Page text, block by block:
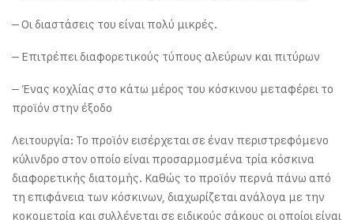
– Οι διαστάσεις του είναι πολύ μικρές.
– Επιτρέπει διαφορετικούς τύπους αλεύρων και πιτύρων
– Ένας κοχλίας στο κάτω μέρος του κόσκινου μεταφέρει το
προϊόν στην έξοδο
Λειτουργία: Το προϊόν εισέρχεται σε έναν περιστρεφόμενο
κύλινδρο στον οποίο είναι προσαρμοσμένα τρία κόσκινα
διαφορετικής διατομής. Καθώς το προϊόν περνά πάνω από
τη επιφάνεια των κόσκινων, διαχωρίζεται ανάλογα με την
κοκομετρία και συλλέγεται σε ειδικούς σάκους οι οποίοι είναι